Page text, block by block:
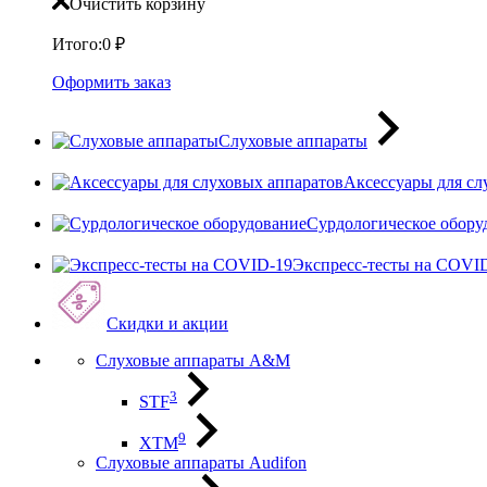
Очистить корзину
Итого:0 ₽
Оформить заказ
Слуховые аппараты
Аксессуары для
Сурдологическое
Экспресс-тесты на
Скидки и акции
Слуховые аппараты A&M
STF3
XTM9
Слуховые аппараты Audifon